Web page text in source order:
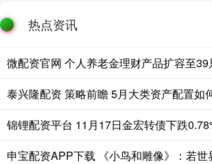
热点资讯
微配资官网 个人养老金理财产品扩容至39
泰兴隆配资 策略前瞻 5月大类资产配置如